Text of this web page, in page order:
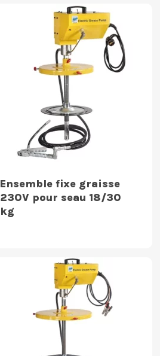
Ensemble fixe graisse
230V pour seau 18/30
kg